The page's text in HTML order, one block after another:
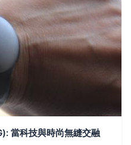
當科技與時尚無縫交融